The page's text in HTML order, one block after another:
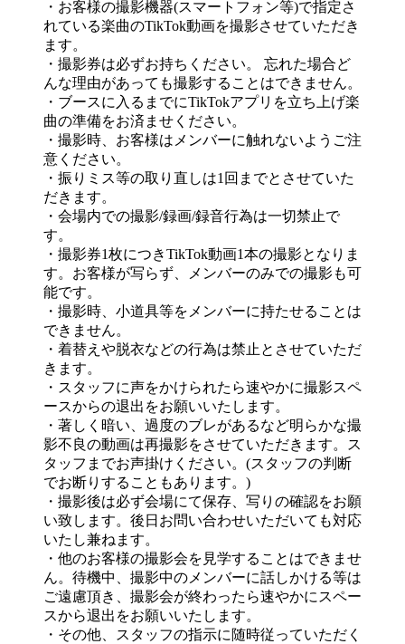
・お客様の撮影機器(スマートフォン等)で指定さ
れている楽曲のTikTok動画を撮影させていただき
ます。
・撮影券は必ずお持ちください。 忘れた場合ど
んな理由があっても撮影することはできません。
・ブースに入るまでにTikTokアプリを立ち上げ楽
曲の準備をお済ませください。
・撮影時、お客様はメンバーに触れないようご注
意ください。
・振りミス等の取り直しは1回までとさせていた
だきます。
・会場内での撮影/録画/録音行為は一切禁止で
す。
・撮影券1枚につきTikTok動画1本の撮影となりま
す。お客様が写らず、メンバーのみでの撮影も可
能です。
・撮影時、小道具等をメンバーに持たせることは
できません。
・着替えや脱衣などの行為は禁止とさせていただ
きます。
・スタッフに声をかけられたら速やかに撮影スペ
ースからの退出をお願いいたします。
・著しく暗い、過度のブレがあるなど明らかな撮
影不良の動画は再撮影をさせていただきます。ス
タッフまでお声掛けください。(スタッフの判断
でお断りすることもあります。)
・撮影後は必ず会場にて保存、写りの確認をお願
い致します。後日お問い合わせいただいても対応
いたし兼ねます。
・他のお客様の撮影会を見学することはできませ
ん。待機中、撮影中のメンバーに話しかける等は
ご遠慮頂き、撮影会が終わったら速やかにスペー
スから退出をお願いいたします。
・その他、スタッフの指示に随時従っていただく